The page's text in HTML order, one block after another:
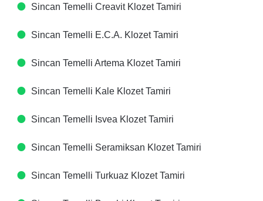
Sincan Temelli Creavit Klozet Tamiri
Sincan Temelli E.C.A. Klozet Tamiri
Sincan Temelli Artema Klozet Tamiri
Sincan Temelli Kale Klozet Tamiri
Sincan Temelli Isvea Klozet Tamiri
Sincan Temelli Seramiksan Klozet Tamiri
Sincan Temelli Turkuaz Klozet Tamiri